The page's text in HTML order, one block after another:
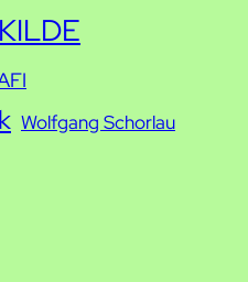
Wolfgang Schorlau